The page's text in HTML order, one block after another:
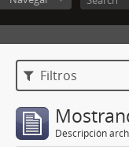
Filtros
Descripción